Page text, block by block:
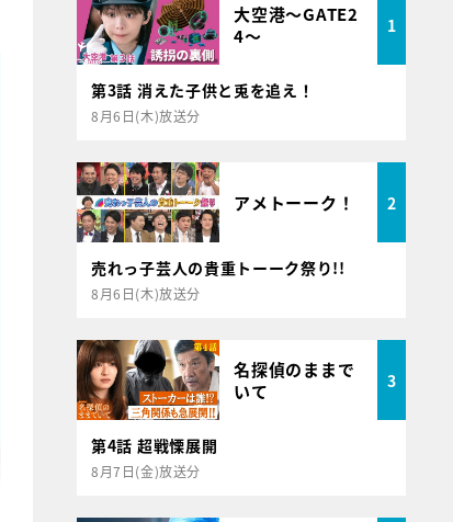
大空港～GATE2
4～
1
第3話 消えた子供と兎を追え！
8月6日(木)放送分
アメトーーク！ 2
売れっ子芸人の貴重トーーク祭り!!
8月6日(木)放送分
名探偵のままで
いて
3
第4話 超戦慄展開
8月7日(金)放送分